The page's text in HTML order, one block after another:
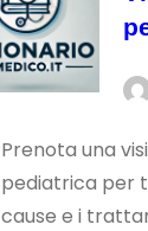
Prenota una
pediatrica per
cause e i